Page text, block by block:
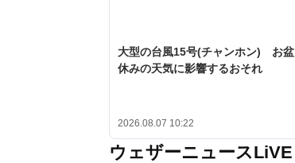
大型の台風15号(チャンホン) お盆
休みの天気に影響するおそれ
2026.08.07 10:22
ウェザーニュースLiVE